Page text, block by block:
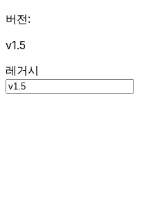
버전:
v1.5
레거시